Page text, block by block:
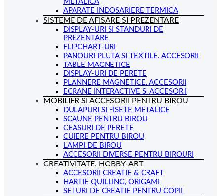
METALICA
APARATE INDOSARIERE TERMICA
SISTEME DE AFISARE SI PREZENTARE
DISPLAY-URI SI STANDURI DE
PREZENTARE
FLIPCHART-URI
PANOURI PLUTA SI TEXTILE. ACCESORII
TABLE MAGNETICE
DISPLAY-URI DE PERETE
PLANNERE MAGNETICE. ACCESORII
ECRANE INTERACTIVE SI ACCESORII
MOBILIER SI ACCESORII PENTRU BIROU
DULAPURI SI FISETE METALICE
SCAUNE PENTRU BIROU
CEASURI DE PERETE
CUIERE PENTRU BIROU
LAMPI DE BIROU
ACCESORII DIVERSE PENTRU BIROURI
CREATIVITATE; HOBBY-ART
ACCESORII CREATIE & CRAFT
HARTIE QUILLING, ORIGAMI
SETURI DE CREATIE PENTRU COPII